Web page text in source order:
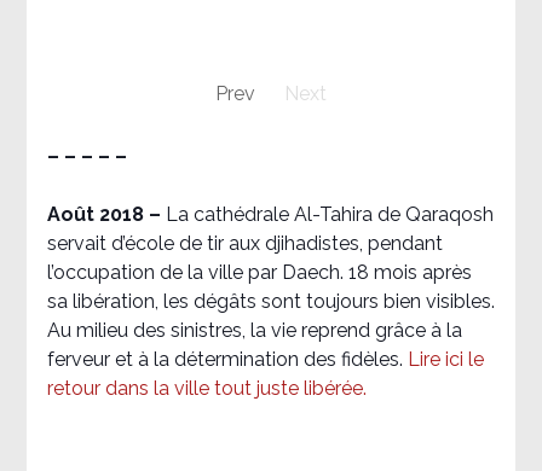
Prev Next
– – – – –
Août 2018 – La cathédrale Al-Tahira de Qaraqosh
servait d’école de tir aux djihadistes, pendant
l’occupation de la ville par Daech. 18 mois après
sa libération, les dégâts sont toujours bien visibles.
Au milieu des sinistres, la vie reprend grâce à la
ferveur et à la détermination des fidèles. Lire ici le
retour dans la ville tout juste libérée.